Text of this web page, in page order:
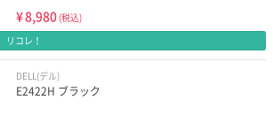
¥8,980 (税込)
リコレ！
DELL(デル)
E2422H ブラック